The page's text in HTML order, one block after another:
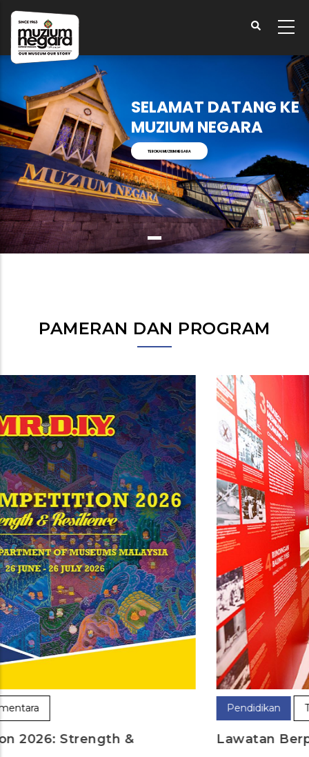
Langkau
kandungan
utama
SELAMAT DATANG KE
MUZIUM NEGARA
TEROKAI MUZIUM NEGARA
PAMERAN DAN PROGRAM
Pendidikan
Lawatan Berpandu Percuma